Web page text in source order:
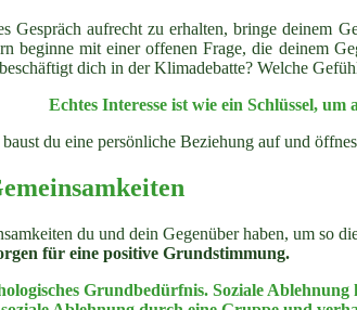
Gespräch aufrecht zu erhalten, bringe deinem
beginne mit einer offenen Frage, die deinem
dich in der Klimadebatte? Welche
Echtes Interesse ist wie ein Schlüssel,
du eine persönliche Beziehung auf und
du und dein Gegenüber haben, um so
für eine positive Grundstimmung.
Grundbedürfnis. Soziale